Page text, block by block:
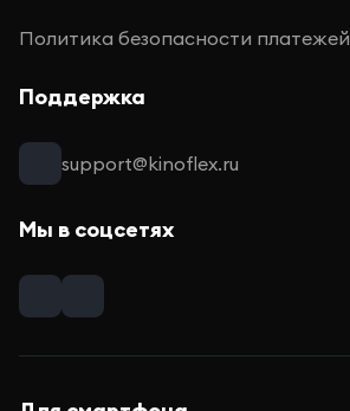
Политика безопасности платежей
Поддержка
support@kinoflex.ru
Мы в соцсетях